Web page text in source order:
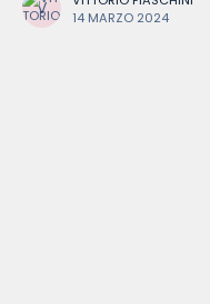
14 MARZO 2024